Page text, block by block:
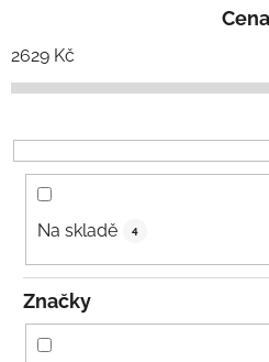
í
p
o
d
ů
Cena
2629 Kč
Na skladě 4
Značky